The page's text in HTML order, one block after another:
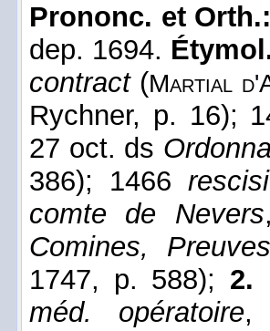
Prononc. et
dep. 1694.
contract(Martial
Rychner, p. 16);
27 oct. ds
386); 1466
comte de Nevers
Comines, Preuves
1747, p. 588); 2.
méd. opératoire,